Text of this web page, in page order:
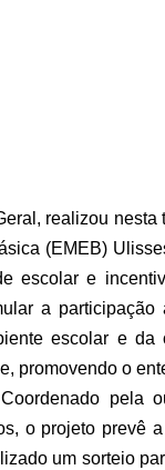
realizou nesta
(EMEB)
escolar e
a participação
escolar e da
promovendo o
Coordenado pela
o projeto prevê
um sorteio